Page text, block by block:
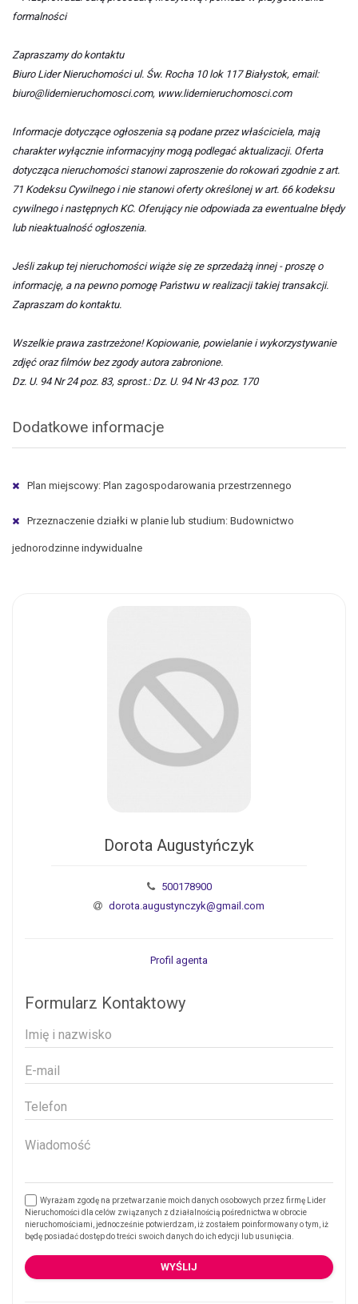
formalności
Zapraszamy do kontaktu
Biuro Lider Nieruchomości ul. Św. Rocha 10 lok 117 Białystok, email:
biuro@lidernieruchomosci.com, www.lidernieruchomosci.com
Informacje dotyczące ogłoszenia są podane przez właściciela, mają
charakter wyłącznie informacyjny mogą podlegać aktualizacji. Oferta
dotycząca nieruchomości stanowi zaproszenie do rokowań zgodnie z art.
71 Kodeksu Cywilnego i nie stanowi oferty określonej w art. 66 kodeksu
cywilnego i następnych KC. Oferujący nie odpowiada za ewentualne błędy
lub nieaktualność ogłoszenia.
Jeśli zakup tej nieruchomości wiąże się ze sprzedażą innej - proszę o
informację, a na pewno pomogę Państwu w realizacji takiej transakcji.
Zapraszam do kontaktu.
Wszelkie prawa zastrzeżone! Kopiowanie, powielanie i wykorzystywanie
zdjęć oraz filmów bez zgody autora zabronione.
Dz. U. 94 Nr 24 poz. 83, sprost.: Dz. U. 94 Nr 43 poz. 170
Dodatkowe informacje
Plan miejscowy: Plan zagospodarowania przestrzennego
Przeznaczenie działki w planie lub studium: Budownictwo
jednorodzinne indywidualne
Dorota Augustyńczyk
500178900
dorota.augustynczyk@gmail.com
Profil agenta
Formularz Kontaktowy
Wyrażam zgodę na przetwarzanie moich danych osobowych przez firmę Lider
Nieruchomości dla celów związanych z działalnością pośrednictwa w obrocie
nieruchomościami, jednocześnie potwierdzam, iż zostałem poinformowany o tym, iż
będę posiadać dostęp do treści swoich danych do ich edycji lub usunięcia.